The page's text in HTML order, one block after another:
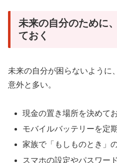
未来の自分のために
ておく
未来の自分が困らないように
意外と多い。
現金の置き場所を決めて
モバイルバッテリーを定
家族で「もしものとき」
スマホの設定やパスワー